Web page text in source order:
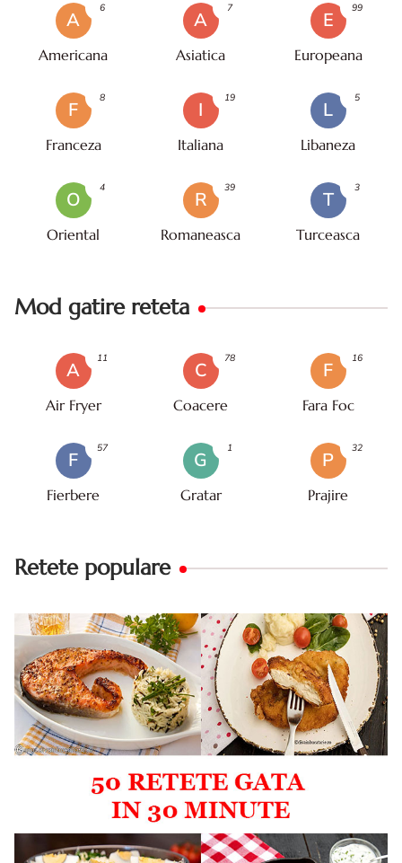
A
Americana
6
A
Asiatica
7
E
Europeana
99
F
Franceza
8
I
Italiana
19
L
Libaneza
5
O
Oriental
4
R
Romaneasca
39
T
Turceasca
3
Mod gatire reteta
A
Air Fryer
11
C
Coacere
78
F
Fara Foc
16
F
Fierbere
57
G
Gratar
1
P
Prajire
32
Retete populare